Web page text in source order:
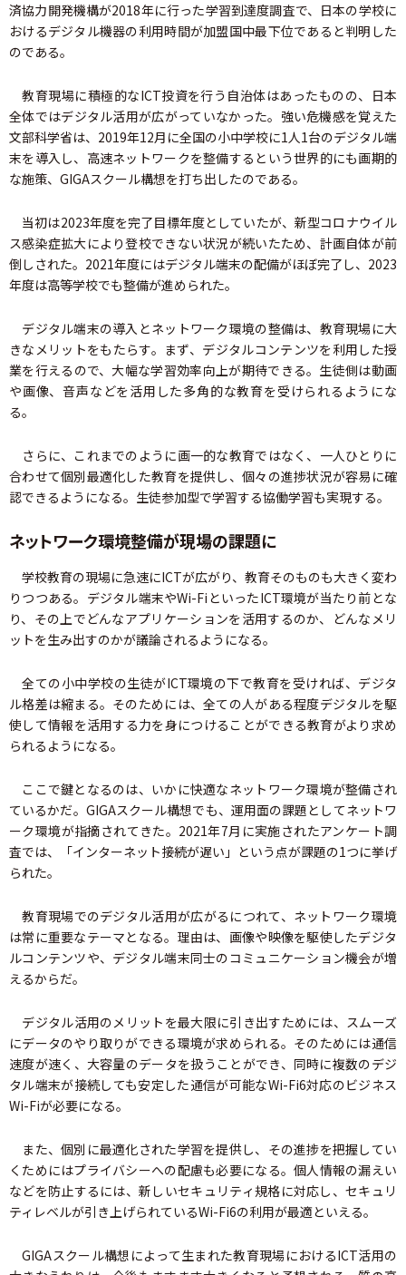
済協力開発機構が2018年に行った学習到達度調査で、日本の学校に
おけるデジタル機器の利用時間が加盟国中最下位であると判明した
のである。
教育現場に積極的なICT投資を行う自治体はあったものの、日本
全体ではデジタル活用が広がっていなかった。強い危機感を覚えた
文部科学省は、2019年12月に全国の小中学校に1人1台のデジタル端
末を導入し、高速ネットワークを整備するという世界的にも画期的
な施策、GIGAスクール構想を打ち出したのである。
当初は2023年度を完了目標年度としていたが、新型コロナウイル
ス感染症拡大により登校できない状況が続いたため、計画自体が前
倒しされた。2021年度にはデジタル端末の配備がほぼ完了し、2023
年度は高等学校でも整備が進められた。
デジタル端末の導入とネットワーク環境の整備は、教育現場に大
きなメリットをもたらす。まず、デジタルコンテンツを利用した授
業を行えるので、大幅な学習効率向上が期待できる。生徒側は動画
や画像、音声などを活用した多角的な教育を受けられるようにな
る。
さらに、これまでのように画一的な教育ではなく、一人ひとりに
合わせて個別最適化した教育を提供し、個々の進捗状況が容易に確
認できるようになる。生徒参加型で学習する協働学習も実現する。
ネットワーク環境整備が現場の課題に
学校教育の現場に急速にICTが広がり、教育そのものも大きく変わ
りつつある。デジタル端末やWi-FiといったICT環境が当たり前とな
り、その上でどんなアプリケーションを活用するのか、どんなメリ
ットを生み出すのかが議論されるようになる。
全ての小中学校の生徒がICT環境の下で教育を受ければ、デジタ
ル格差は縮まる。そのためには、全ての人がある程度デジタルを駆
使して情報を活用する力を身につけることができる教育がより求め
られるようになる。
ここで鍵となるのは、いかに快適なネットワーク環境が整備され
ているかだ。GIGAスクール構想でも、運用面の課題としてネットワ
ーク環境が指摘されてきた。2021年7月に実施されたアンケート調
査では、「インターネット接続が遅い」という点が課題の1つに挙げ
られた。
教育現場でのデジタル活用が広がるにつれて、ネットワーク環境
は常に重要なテーマとなる。理由は、画像や映像を駆使したデジタ
ルコンテンツや、デジタル端末同士のコミュニケーション機会が増
えるからだ。
デジタル活用のメリットを最大限に引き出すためには、スムーズ
にデータのやり取りができる環境が求められる。そのためには通信
速度が速く、大容量のデータを扱うことができ、同時に複数のデジ
タル端末が接続しても安定した通信が可能なWi-Fi6対応のビジネス
Wi-Fiが必要になる。
また、個別に最適化された学習を提供し、その進捗を把握してい
くためにはプライバシーへの配慮も必要になる。個人情報の漏えい
などを防止するには、新しいセキュリティ規格に対応し、セキュリ
ティレベルが引き上げられているWi-Fi6の利用が最適といえる。
GIGAスクール構想によって生まれた教育現場におけるICT活用の